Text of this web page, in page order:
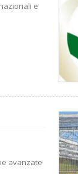
e
avanzate